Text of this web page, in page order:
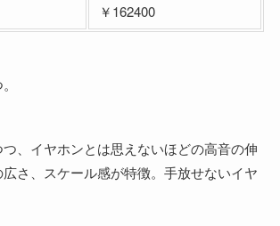
￥162400
、イヤホンとは思えないほどの高音の伸
さ、スケール感が特徴。手放せないイヤ